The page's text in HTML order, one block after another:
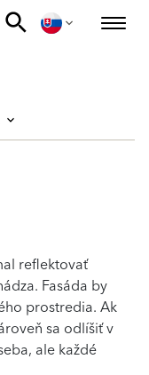
reflektovať
Fasáda by
prostredia. Ak
sa odlíšiť v
ale každé